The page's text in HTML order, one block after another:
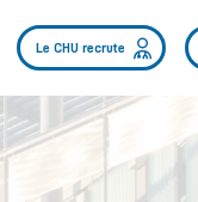
Le CHU recrute